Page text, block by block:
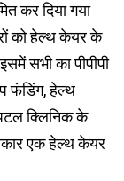
कर दिया गया
को हेल्थ केयर के
सभी का पीपीपी
फंडिंग, हेल्थ
क्लिनिक के
एक हेल्थ केयर